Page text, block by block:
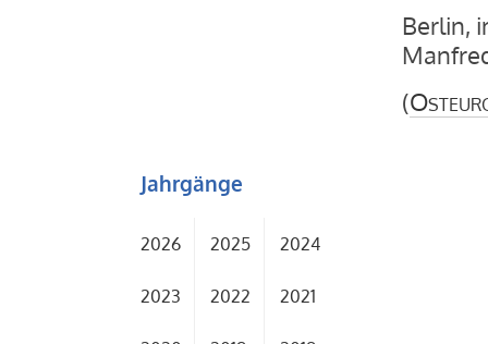
Berlin,
(
Jahrgänge
2026 2025 2024
2023 2022 2021